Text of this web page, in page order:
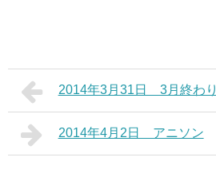
2014年3月31日 3月終わり
2014年4月2日 アニソン